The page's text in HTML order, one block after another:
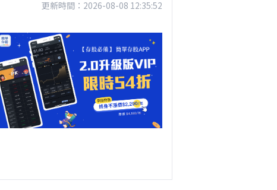
更新時間：2026-08-08 12:35:52